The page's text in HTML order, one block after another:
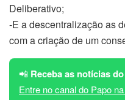
Deliberativo;
-E a descentralização as
com a criação de um
📲 Receba as notícias
Entre no canal do Papo